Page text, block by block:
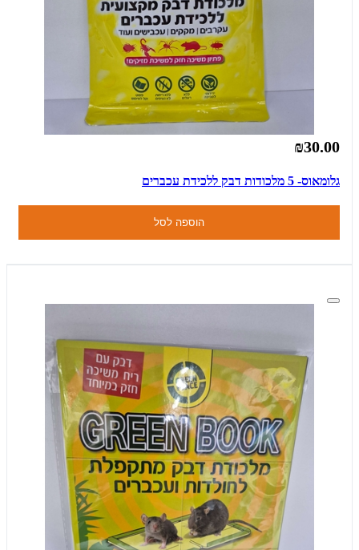
₪30.00
גלומאוס- 5 מלכודות דבק ללכידת עכברים
הוספה לסל